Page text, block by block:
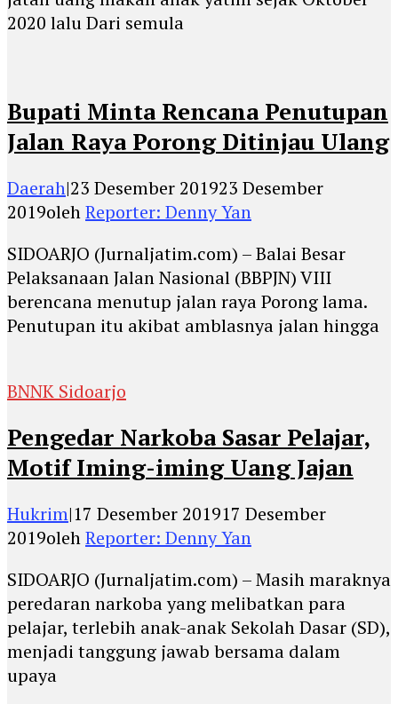
2020 lalu Dari semula
Bupati Minta Rencana Penutupan
Jalan Raya Porong Ditinjau Ulang
Daerah|23 Desember 201923 Desember
2019olehReporter: Denny Yan
SIDOARJO (Jurnaljatim.com) – Balai Besar
Pelaksanaan Jalan Nasional (BBPJN) VIII
berencana menutup jalan raya Porong lama.
Penutupan itu akibat amblasnya jalan hingga
BNNK Sidoarjo
Pengedar Narkoba Sasar Pelajar,
Motif Iming-iming Uang Jajan
Hukrim|17 Desember 201917 Desember
2019olehReporter: Denny Yan
SIDOARJO (Jurnaljatim.com) – Masih maraknya
peredaran narkoba yang melibatkan para
pelajar, terlebih anak-anak Sekolah Dasar (SD),
menjadi tanggung jawab bersama dalam
upaya